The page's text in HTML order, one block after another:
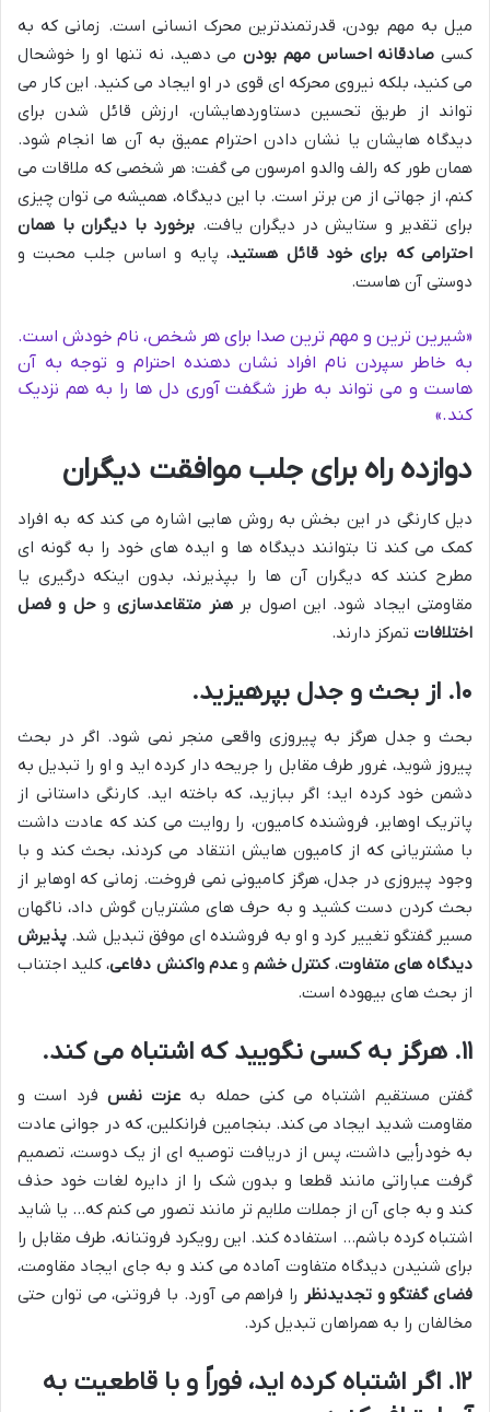
میل به مهم بودن، قدرتمندترین محرک انسانی است. زمانی که به
کسی صادقانه احساس مهم بودنمی دهید، نه تنها او را خوشحال
می کنید، بلکه نیروی محرکه ای قوی در او ایجاد می کنید. این کار می
تواند از طریق تحسین دستاوردهایشان، ارزش قائل شدن برای
دیدگاه هایشان یا نشان دادن احترام عمیق به آن ها انجام شود.
همان طور که رالف والدو امرسون می گفت: هر شخصی که ملاقات می
کنم، از جهاتی از من برتر است. با این دیدگاه، همیشه می توان چیزی
برای تقدیر و ستایش در دیگران یافت. برخورد با دیگران با همان
احترامی که برای خود قائل هستید، پایه و اساس جلب محبت و
دوستی آن هاست.
«شیرین ترین و مهم ترین صدا برای هر شخص، نام خودش است.
به خاطر سپردن نام افراد نشان دهنده احترام و توجه به آن
هاست و می تواند به طرز شگفت آوری دل ها را به هم نزدیک
کند.»
دوازده راه برای جلب موافقت دیگران
دیل کارنگی در این بخش به روش هایی اشاره می کند که به افراد
کمک می کند تا بتوانند دیدگاه ها و ایده های خود را به گونه ای
مطرح کنند که دیگران آن ها را بپذیرند، بدون اینکه درگیری یا
مقاومتی ایجاد شود. این اصول برهنر متقاعدسازیوحل و فصل
اختلافات تمرکز دارند.
۱۰. از بحث و جدل بپرهیزید.
بحث و جدل هرگز به پیروزی واقعی منجر نمی شود. اگر در بحث
پیروز شوید، غرور طرف مقابل را جریحه دار کرده اید و او را تبدیل به
دشمن خود کرده اید؛ اگر ببازید، که باخته اید. کارنگی داستانی از
پاتریک اوهایر، فروشنده کامیون، را روایت می کند که عادت داشت
با مشتریانی که از کامیون هایش انتقاد می کردند، بحث کند و با
وجود پیروزی در جدل، هرگز کامیونی نمی فروخت. زمانی که اوهایر از
بحث کردن دست کشید و به حرف های مشتریان گوش داد، ناگهان
مسیر گفتگو تغییر کرد و او به فروشنده ای موفق تبدیل شد. پذیرش
دیدگاه های متفاوت،کنترل خشموعدم واکنش دفاعی، کلید اجتناب
از بحث های بیهوده است.
۱۱. هرگز به کسی نگویید که اشتباه می کند.
گفتن مستقیم اشتباه می کنی حمله به عزت نفس فرد است و
مقاومت شدید ایجاد می کند. بنجامین فرانکلین، که در جوانی عادت
به خودرأیی داشت، پس از دریافت توصیه ای از یک دوست، تصمیم
گرفت عباراتی مانند قطعا و بدون شک را از دایره لغات خود حذف
کند و به جای آن از جملات ملایم تر مانند تصور می کنم که… یا شاید
اشتباه کرده باشم… استفاده کند. این رویکرد فروتنانه، طرف مقابل را
برای شنیدن دیدگاه متفاوت آماده می کند و به جای ایجاد مقاومت،
فضای گفتگو و تجدیدنظر را فراهم می آورد. با فروتنی، می توان حتی
مخالفان را به همراهان تبدیل کرد.
۱۲. اگر اشتباه کرده اید، فوراً و با قاطعیت به